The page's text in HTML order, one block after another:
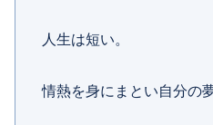
人生は短い。
情熱を身にまとい自分の